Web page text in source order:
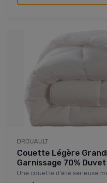
DROUAULT
Couette Légère
Garnissage 70% Duvet
Une couette d'été sérieuse